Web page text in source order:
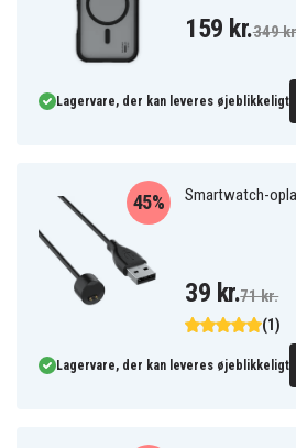
159 kr.349
Lagervare, der kan leveres øjeblikkeligt
Smartwatch-
(1)
45%
39 kr.71 kr.
Lagervare, der kan leveres øjeblikkeligt